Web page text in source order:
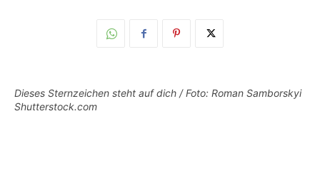
Dieses Sternzeichen steht auf dich / Foto: Roman Samborskyi
Shutterstock.com